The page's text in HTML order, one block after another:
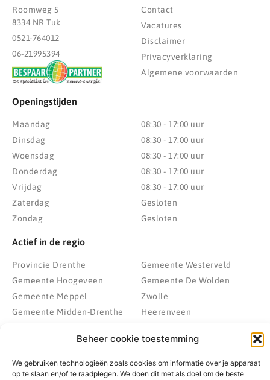
Beheer cookie toestemming
We gebruiken technologieën zoals cookies om informatie over je apparaat
op te slaan en/of te raadplegen. We doen dit met als doel om de beste
Roomweg 5
8334 NR Tuk
0521-764012
06-21995394
Contact
Vacatures
Disclaimer
Privacyverklaring
Algemene voorwaarden
Openingstijden
Maandag
Dinsdag
Woensdag
Donderdag
Vrijdag
Zaterdag
Zondag
08:30 - 17:00 uur
08:30 - 17:00 uur
08:30 - 17:00 uur
08:30 - 17:00 uur
08:30 - 17:00 uur
Gesloten
Gesloten
Actief in de regio
Provincie Drenthe
Gemeente Hoogeveen
Gemeente Meppel
Gemeente Midden-Drenthe
Gemeente Noordoostpolder
Gemeente Steenwijkerland
Gemeente Weststellingwerf
Gemeente Westerveld
Gemeente De Wolden
Zwolle
Heerenveen
Emmeloord
Wolvega